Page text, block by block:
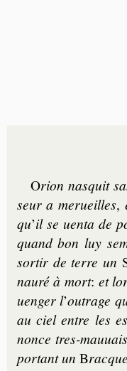
Orion nasquit
seur a mer­ueilles,
qu’il se uen­ta de
quand bon luy
sor­tir de terre un
na­uré à mort: et
uen­ger l’ou­trage
au ciel entre les
nonce tres-
por­tant un B